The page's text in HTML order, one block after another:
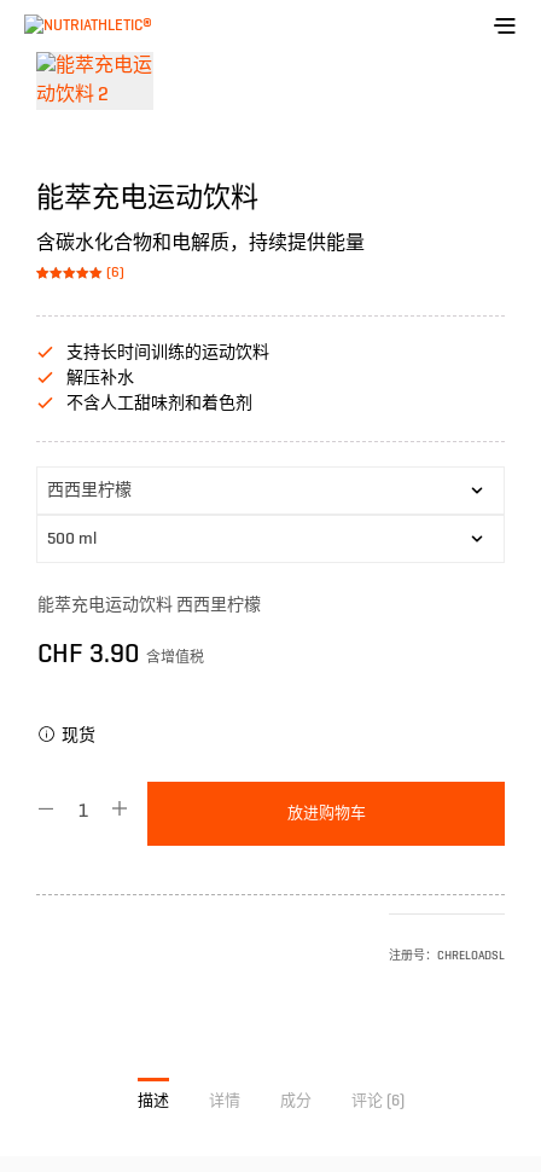
能萃充电运动饮料
含碳水化合物和电解质，持续提供能量
basierend
Kundenbewer
tungen
(6)
支持长时间训练的运动饮料
解压补水
不含人工甜味剂和着色剂
能萃充电运动饮料 西西里柠檬
CHF 3.90 含增值税
现货
放进购物车
注册号： CHRELOADSL
描述 详情 成分 评论 (6)